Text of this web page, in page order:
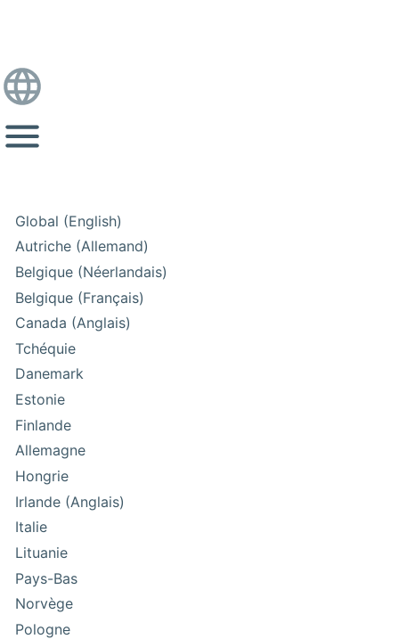
Global (English)
Autriche (Allemand)
Belgique (Néerlandais)
Belgique (Français)
Canada (Anglais)
Tchéquie
Danemark
Estonie
Finlande
Allemagne
Hongrie
Irlande (Anglais)
Italie
Lituanie
Pays-Bas
Norvège
Pologne